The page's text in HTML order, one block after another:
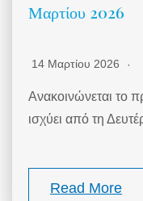
Μαρτίου 2026
14 Μαρτίου 2026
Ανακοινώνεται το
ισχύει από τη
Read More